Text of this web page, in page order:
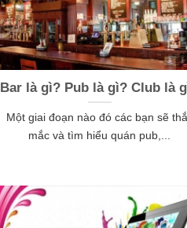
Bar là gì? Pub là gì? Club là
Một giai đoạn nào đó các bạn sẽ
mắc và tìm hiểu quán pub,...